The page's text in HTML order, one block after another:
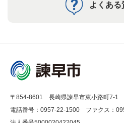
よくあ
〒854-8601 長崎県諫早市東小路町7-1
電話番号：0957-22-1500
ファクス：